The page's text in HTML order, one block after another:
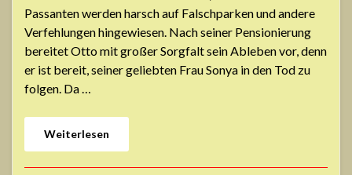
Passanten werden harsch auf Falschparken und andere
Verfehlungen hingewiesen. Nach seiner Pensionierung
bereitet Otto mit großer Sorgfalt sein Ableben vor, denn
er ist bereit, seiner geliebten Frau Sonya in den Tod zu
folgen. Da …
Weiterlesen